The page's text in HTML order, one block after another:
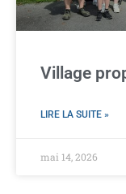
Village
LIRE LA SUITE »
mai 14, 2026